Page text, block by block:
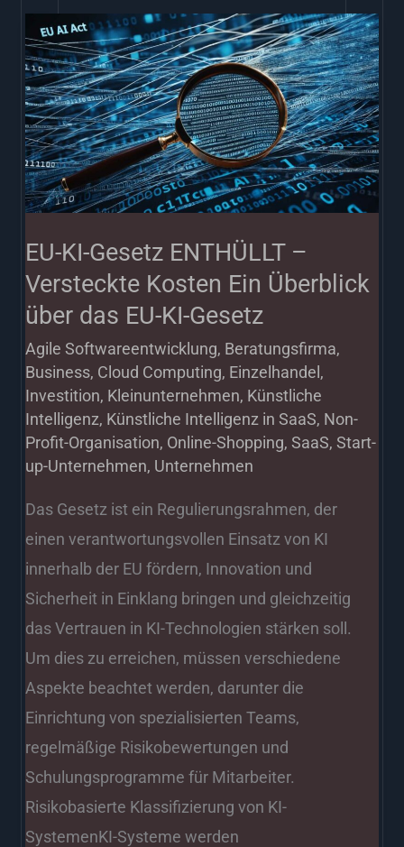
EU-KI-Gesetz ENTHÜLLT –
Versteckte Kosten Ein Überblick
über das EU-KI-Gesetz
Agile Softwareentwicklung, Beratungsfirma,
Business, Cloud Computing, Einzelhandel,
Investition, Kleinunternehmen, Künstliche
Intelligenz, Künstliche Intelligenz in SaaS, Non-
Profit-Organisation, Online-Shopping,SaaS,Start-
up-Unternehmen, Unternehmen
Das Gesetz ist ein Regulierungsrahmen, der
einen verantwortungsvollen Einsatz von KI
innerhalb der EU fördern, Innovation und
Sicherheit in Einklang bringen und gleichzeitig
das Vertrauen in KI-Technologien stärken soll.
Um dies zu erreichen, müssen verschiedene
Aspekte beachtet werden, darunter die
Einrichtung von spezialisierten Teams,
regelmäßige Risikobewertungen und
Schulungsprogramme für Mitarbeiter.
Risikobasierte Klassifizierung von KI-
SystemenKI-Systeme werden
EU-
KI-
Gesetz
ENTHÜLLT
–
Versteckte
Kosten
Überblick
über
das
EU-
KI-
Gesetz